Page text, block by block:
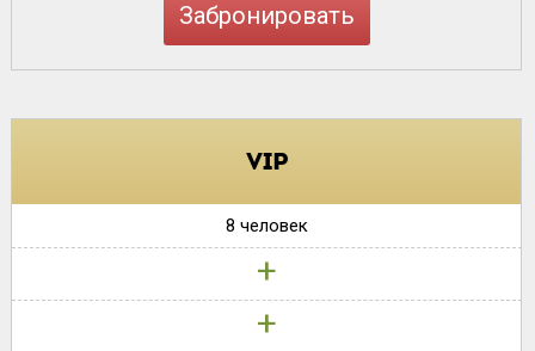
Забронировать
VIP
8 человек
+
+